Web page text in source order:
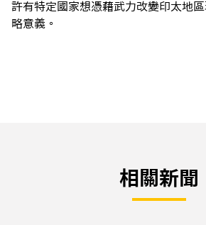
許有特定國家想憑藉武力改變印太地
略意義。
相關新聞